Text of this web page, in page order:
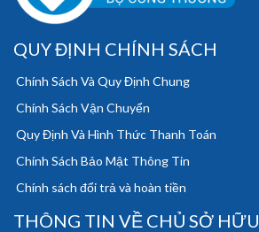
QUY ĐỊNH CHÍNH SÁCH
Chính Sách Và Quy Định Chung
Chính Sách Vận Chuyển
Quy Định Và Hình Thức Thanh Toán
Chính Sách Bảo Mật Thông Tin
Chính sách đổi trả và hoàn tiền
THÔNG TIN VỀ CHỦ SỞ HỮU